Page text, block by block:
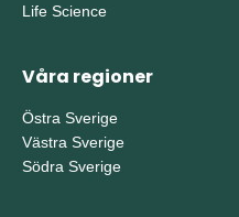
Life Science
Våra regioner
Östra Sverige
Västra Sverige
Södra Sverige